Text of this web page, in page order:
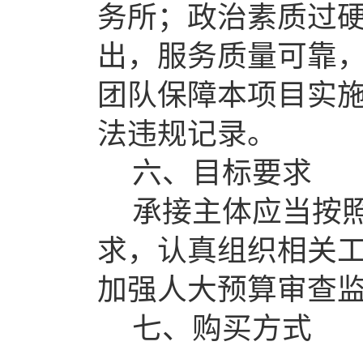
务所；政治素质过
出，服务质量可靠
团队保障本项目实
法违规记录。
六、目标要求
承接主体应当按
求，认真组织相关
加强人大预算审查
七、购买方式